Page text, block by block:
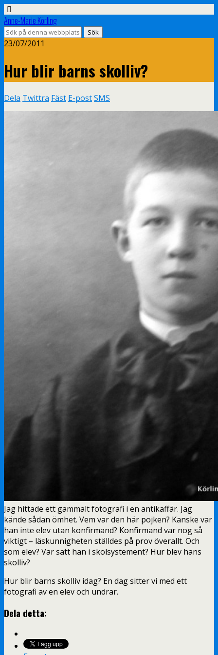
Anne-Marie Körling
23/07/2011
Hur blir barns skolliv?
Dela Twittra Fäst E-postSMS
Jag hittade ett gammalt fotografi i en antikaffär. Jag
kände sådan ömhet. Vem var den här pojken? Kanske var
han inte elev utan konfirmand? Konfirmand var nog så
viktigt – läskunnigheten ställdes på prov överallt. Och
som elev? Var satt han i skolsystement? Hur blev hans
skolliv?
Hur blir barns skolliv idag? En dag sitter vi med ett
fotografi av en elev och undrar.
Dela detta: